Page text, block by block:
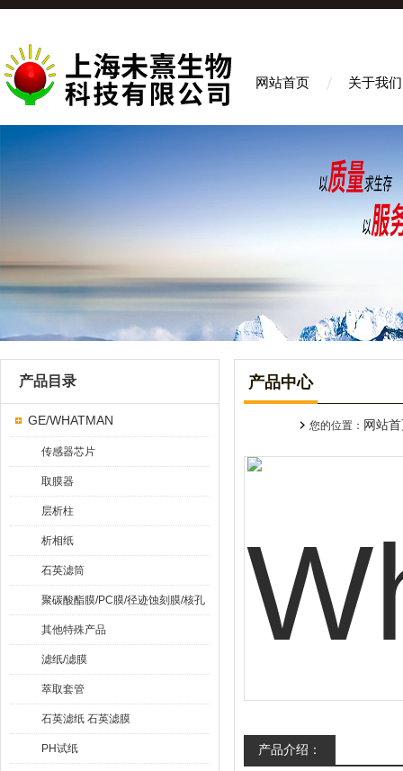
网站首页 关于我们
产品目录
GE/WHATMAN
传感器芯片
取膜器
层析柱
析相纸
石英滤筒
聚碳酸酯膜/PC膜/径迹蚀刻膜/核孔
膜
其他特殊产品
滤纸/滤膜
萃取套管
石英滤纸 石英滤膜
PH试纸
产品中心
您的位置： 网站
产品介绍：